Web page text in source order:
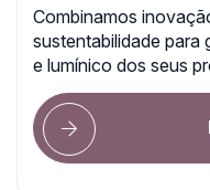
Combinamos
sustentabilidade para
e lumínico dos seus